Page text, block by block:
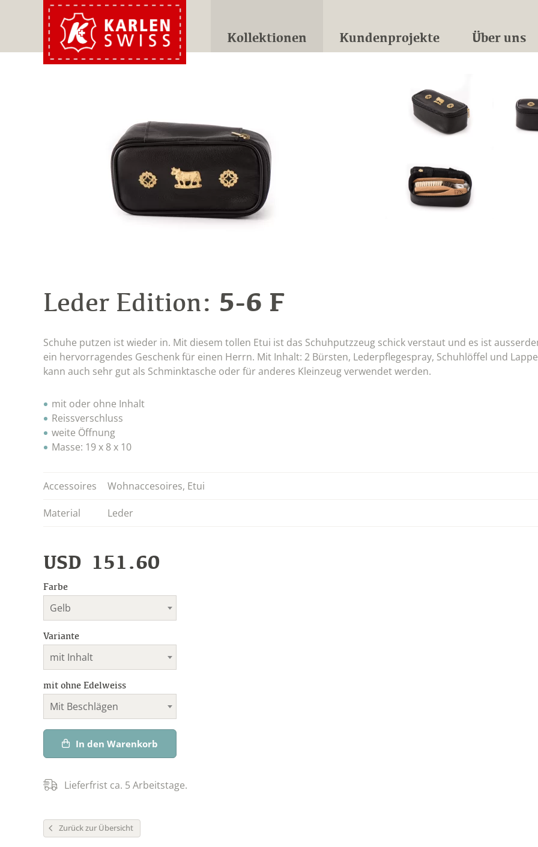
Kollektionen Kundenprojekte Über uns
Leder Edition: 5-6 F
Schuhe putzen ist wieder in. Mit diesem tollen Etui ist das Schuhputzzeug schick verstaut und es ist
ein hervorragendes Geschenk für einen Herrn. Mit Inhalt: 2 Bürsten, Lederpflegespray, Schuhlöffel und
kann auch sehr gut als Schminktasche oder für anderes Kleinzeug verwendet werden.
mit oder ohne Inhalt
Reissverschluss
weite Öffnung
Masse: 19 x 8 x 10
Accessoires Wohnaccesoires, Etui
Material Leder
USD 151.60
Farbe
Gelb
Variante
mit Inhalt
mit ohne Edelweiss
Mit Beschlägen
In den Warenkorb
Lieferfrist ca. 5 Arbeitstage.
Zurück zur Übersicht